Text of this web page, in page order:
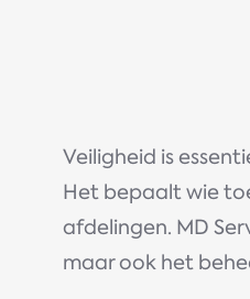
Veiligheid is
Het bepaalt wie
afdelingen. MD
maar ook het